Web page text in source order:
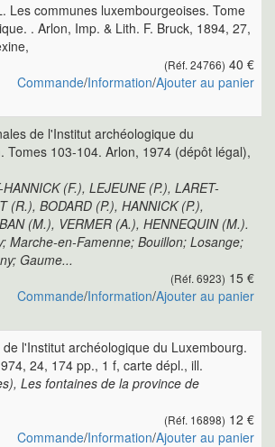
Les communes luxembourgeoises. Tome
. Arlon, Imp. & Lith. F. Bruck, 1894, 27,
(Réf. 24766) 40 €
Commande/Information/Ajouter au panier
de l'Institut archéologique du
Tomes 103-104. Arlon, 1974 (dépôt légal),
(F.), LEJEUNE (P.), LARET-
(R.), BODARD (P.), HANNICK (P.),
(M.), VERMER (A.), HENNEQUIN (M.).
Marche-en-Famenne; Bouillon; Losange;
Gaume...
(Réf. 6923) 15 €
Commande/Information/Ajouter au panier
de l'Institut archéologique du Luxembourg.
24, 174 pp., 1 f, carte dépl., ill.
Les fontaines de la province de
(Réf. 16898) 12 €
Commande/Information/Ajouter au panier